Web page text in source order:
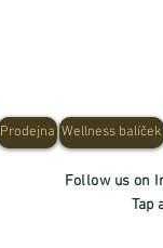
Prodejna Wellness balíček
Follow us on
Tap